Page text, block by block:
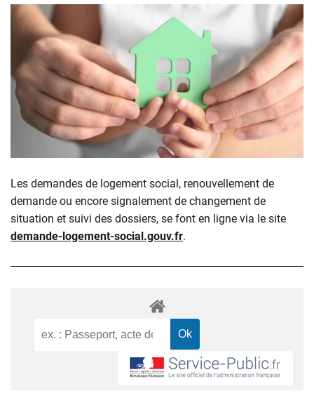
Les demandes de logement social, renouvellement de
demande ou encore signalement de changement de
situation et suivi des dossiers, se font en ligne via le site
demande-logement-social.gouv.fr.